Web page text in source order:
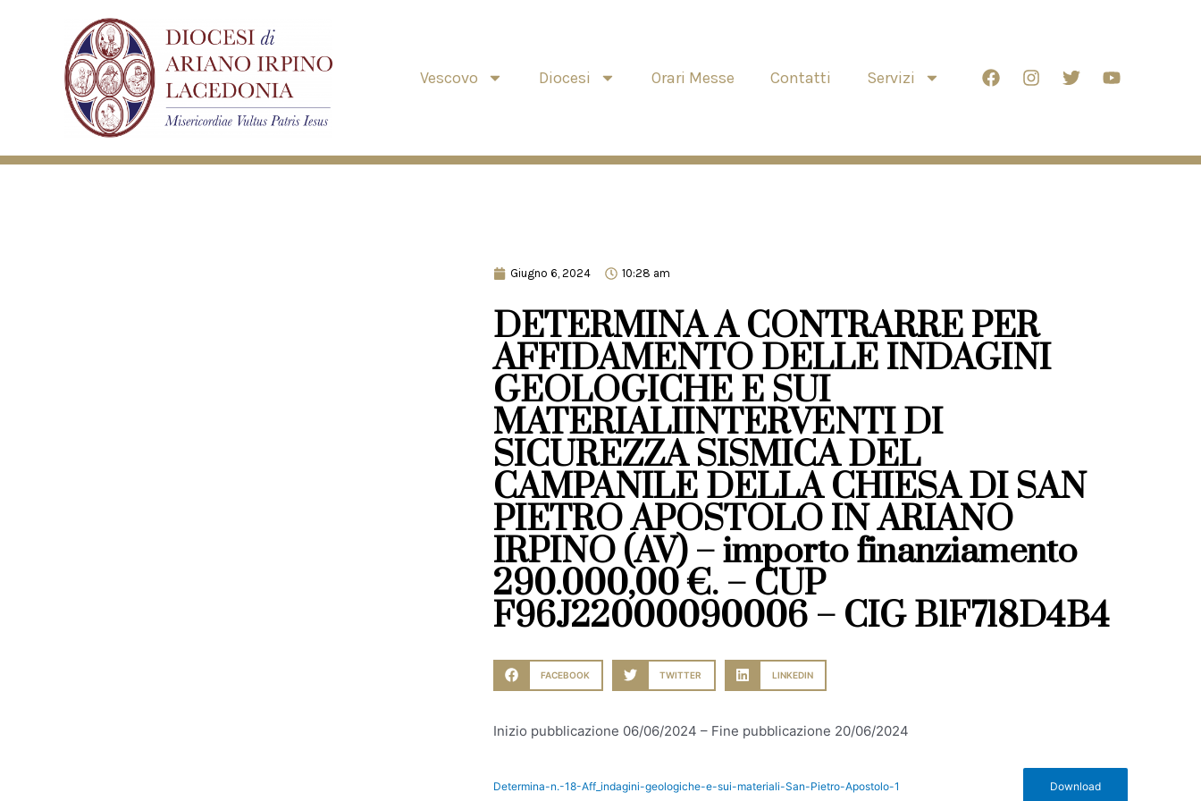
Vescovo Diocesi Orari Messe Contatti Servizi
Giugno 6, 2024 10:28 am
DETERMINA A CONTRARRE PER
AFFIDAMENTO DELLE INDAGINI
GEOLOGICHE E SUI
MATERIALIINTERVENTI DI
SICUREZZA SISMICA DEL
CAMPANILE DELLA CHIESA DI SAN
PIETRO APOSTOLO IN ARIANO
IRPINO (AV) – importo finanziamento
290.000,00 €. – CUP
F96J22000090006 – CIG B1F718D4B4
FACEBOOK TWITTER LINKEDIN
Inizio pubblicazione 06/06/2024 – Fine pubblicazione 20/06/2024
Determina-n.-18-Aff_indagini-geologiche-e-sui-materiali-San-Pietro-Apostolo-1 Download